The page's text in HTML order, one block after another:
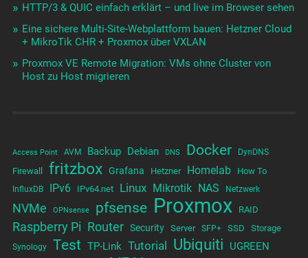
HTTP/3 & QUIC einfach erklärt – und live im Browser sehen
Eine sichere Multi-Site-Webplattform bauen: Hetzner Cloud
+ MikroTik CHR + Proxmox über VXLAN
Proxmox VE Remote Migration: VMs ohne Cluster von
Host zu Host migrieren
Access Point AVM Backup Debian DNS Docker DynDNS
Firewall fritzbox Grafana Hetzner Homelab How To
InfluxDB IPv6 IPv64.net Linux Mikrotik NAS Netzwerk
NVMe OPNsense pfsense Proxmox RAID
Raspberry Pi Router Security Server SFP+ SSD Storage
Synology Test TP-Link Tutorial Ubiquiti UGREEN